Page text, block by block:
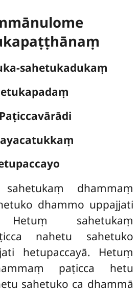
sahetukadukaṃ
sahetukaṃ dhammaṃ
dhammo uppajjati
Hetuṃ sahetukaṃ
nahetu sahetuko
hetupaccayā. Hetuṃ
paṭicca hetu
sahetuko ca dhammā